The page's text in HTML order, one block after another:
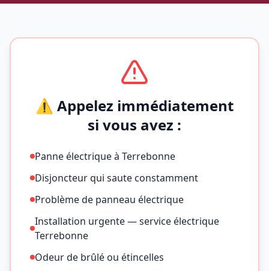
⚠️ Appelez immédiatement
si vous avez :
Panne électrique à Terrebonne
Disjoncteur qui saute constamment
Problème de panneau électrique
Installation urgente — service électrique
Terrebonne
Odeur de brûlé ou étincelles